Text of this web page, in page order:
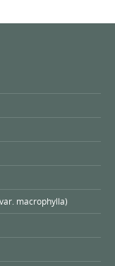
macrophylla)